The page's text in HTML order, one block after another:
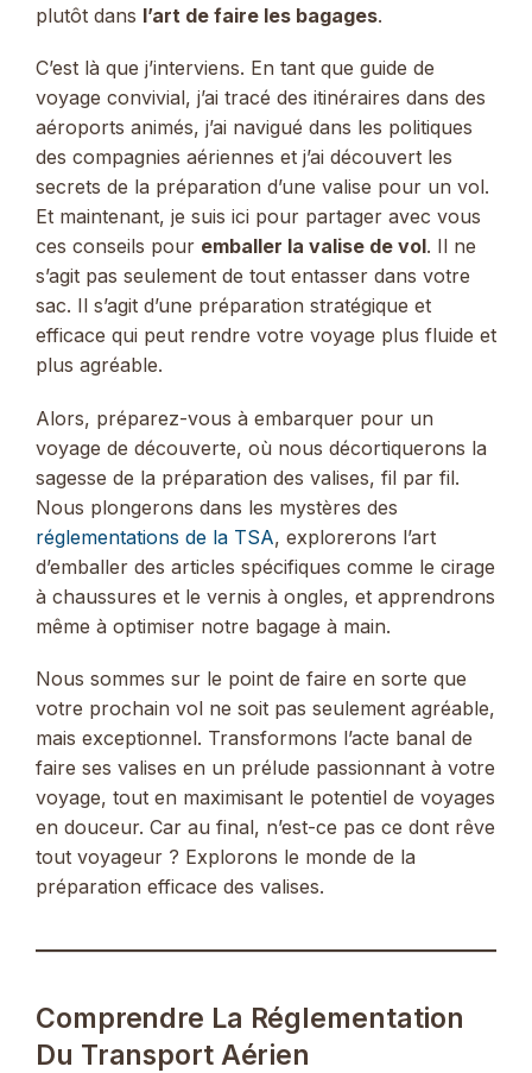
plutôt dans l’art de faire les bagages.
C’est là que j’interviens. En tant que guide de
voyage convivial, j’ai tracé des itinéraires dans des
aéroports animés, j’ai navigué dans les politiques
des compagnies aériennes et j’ai découvert les
secrets de la préparation d’une valise pour un vol.
Et maintenant, je suis ici pour partager avec vous
ces conseils pour emballer la valise de vol. Il ne
s’agit pas seulement de tout entasser dans votre
sac. Il s’agit d’une préparation stratégique et
efficace qui peut rendre votre voyage plus fluide et
plus agréable.
Alors, préparez-vous à embarquer pour un
voyage de découverte, où nous décortiquerons la
sagesse de la préparation des valises, fil par fil.
Nous plongerons dans les mystères des
réglementations de la TSA, explorerons l’art
d’emballer des articles spécifiques comme le cirage
à chaussures et le vernis à ongles, et apprendrons
même à optimiser notre bagage à main.
Nous sommes sur le point de faire en sorte que
votre prochain vol ne soit pas seulement agréable,
mais exceptionnel. Transformons l’acte banal de
faire ses valises en un prélude passionnant à votre
voyage, tout en maximisant le potentiel de voyages
en douceur. Car au final, n’est-ce pas ce dont rêve
tout voyageur ? Explorons le monde de la
préparation efficace des valises.
Comprendre La Réglementation
Du Transport Aérien